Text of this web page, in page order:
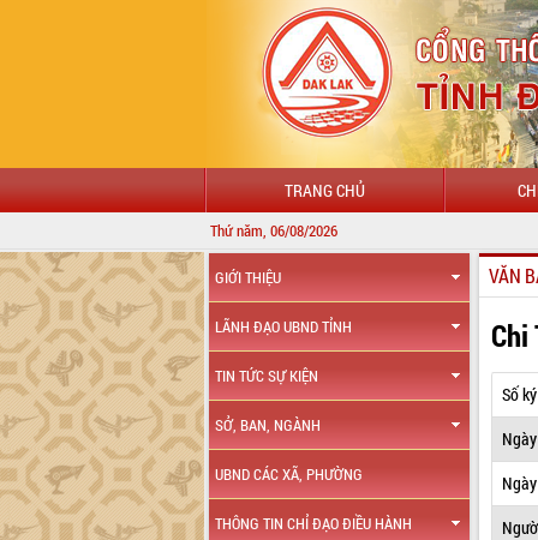
TRANG CHỦ
Thứ năm, 06/08/2026
GIỚI THIỆU
LÃNH ĐẠO UBND TỈNH
TIN TỨC SỰ KIỆN
SỞ, BAN, NGÀNH
UBND CÁC XÃ, PHƯỜNG
THÔNG TIN CHỈ ĐẠO ĐIỀU HÀNH
VĂN
Chi
Số